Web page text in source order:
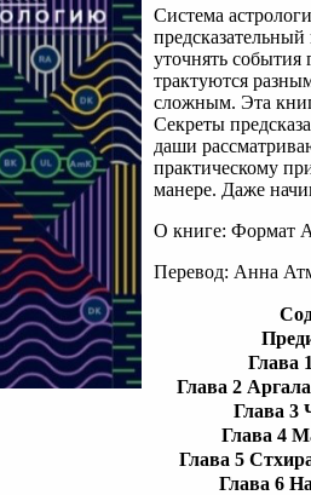
Система
уточнять
трактуются
сложным. Эта
Секреты
даши
практическому
манере. Даже
О книге: Формат
Перевод: Анна
Глава
Глава 2
Глава 3
Глава 4
Глава 5
Глава 6